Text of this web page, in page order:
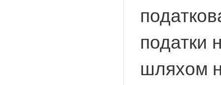
податки
шляхом